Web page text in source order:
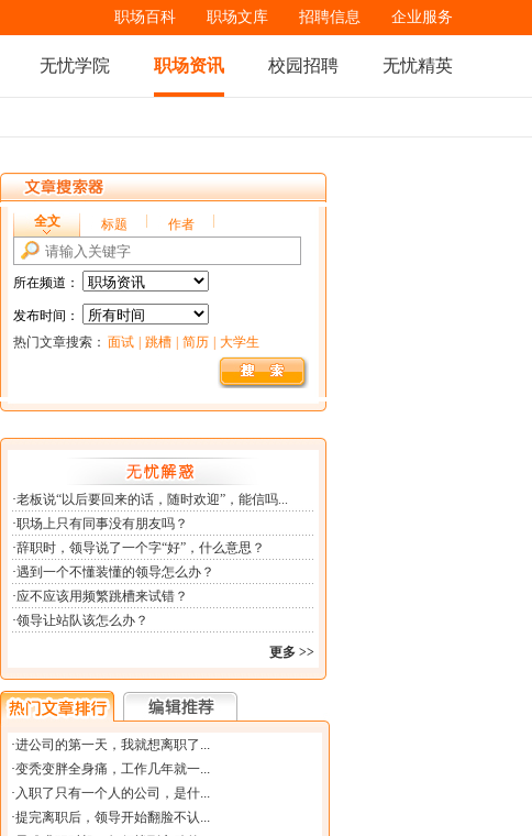
职场百科 职场文库 招聘信息 企业服务
无忧学院 职场资讯 校园招聘 无忧精英